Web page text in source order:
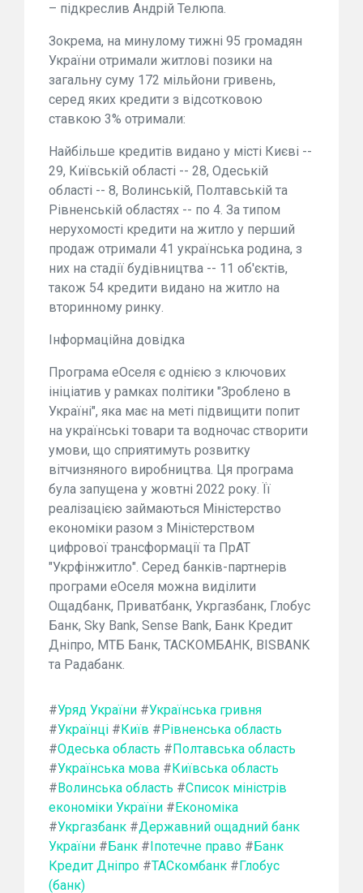
– підкреслив Андрій Телюпа.
Зокрема, на минулому тижні 95 громадян
України отримали житлові позики на
загальну суму 172 мільйони гривень,
серед яких кредити з відсотковою
ставкою 3% отримали:
Найбільше кредитів видано у місті Києві --
29, Київській області -- 28, Одеській
області -- 8, Волинській, Полтавській та
Рівненській областях -- по 4. За типом
нерухомості кредити на житло у перший
продаж отримали 41 українська родина, з
них на стадії будівництва -- 11 об'єктів,
також 54 кредити видано на житло на
вторинному ринку.
Інформаційна довідка
Програма еОселя є однією з ключових
ініціатив у рамках політики "Зроблено в
Україні", яка має на меті підвищити попит
на українські товари та водночас створити
умови, що сприятимуть розвитку
вітчизняного виробництва. Ця програма
була запущена у жовтні 2022 року. Її
реалізацією займаються Міністерство
економіки разом з Міністерством
цифрової трансформації та ПрАТ
"Укрфінжитло". Серед банків-партнерів
програми еОселя можна виділити
Ощадбанк, Приватбанк, Укргазбанк, Глобус
Банк, Sky Bank, Sense Bank, Банк Кредит
Дніпро, МТБ Банк, ТАСКОМБАНК, BISBANK
та Радабанк.
#Уряд України #Українська гривня
#Українці # Київ # Рівненська область
#Одеська область # Полтавська область
#Українська мова # Київська область
# Волинська область #Список міністрів
економіки України # Економіка
#Укргазбанк #Державний ощадний банк
України # Банк # Іпотечне право # Банк
Кредит Дніпро #ТАСкомбанк # Глобус
(банк)